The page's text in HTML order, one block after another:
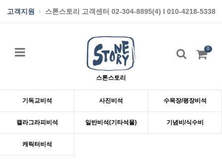
고객지원 스톤스토리 고객센터 02-304-8895(4) I 010-4218-5338
스톤스토리
0
기독교비석 사진비석 수목장/평장비석
캘라그라피비석 일반비석(기타석물) 기념비/식수비
캐릭터비석